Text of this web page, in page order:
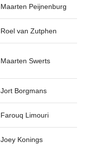
Maarten Peijnenburg
Roel van Zutphen
Maarten Swerts
Jort Borgmans
Farouq Limouri
Joey Konings